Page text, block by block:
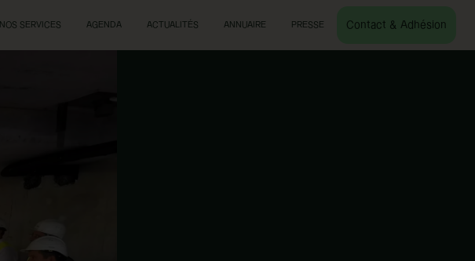
NOS SERVICES AGENDA ACTUALITÉS ANNUAIRE PRESSE Contact & Adhésion